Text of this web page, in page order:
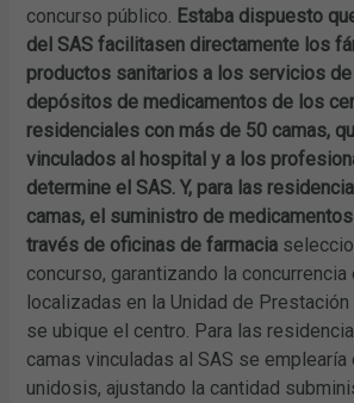
concurso público.
Estaba dispuesto
del SAS facilitasen directamente los
productos sanitarios a los servicios
depósitos de medicamentos de los
residenciales con más de 50 camas,
vinculados al hospital y a los
determine el SAS. Y, para las
camas, el suministro de
través de oficinas de farmacia
concurso, garantizando la concurrencia
localizadas en la Unidad de
se ubique el centro. Para las
camas vinculadas al SAS se
unidosis, ajustando la cantidad